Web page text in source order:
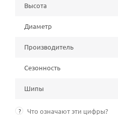
Высота
Диаметр
Производитель
Сезонность
Шипы
? Что означают эти цифры?